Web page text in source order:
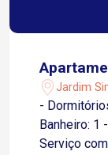
Jardim
-
Banheiro: 1
Serviço com ármarios